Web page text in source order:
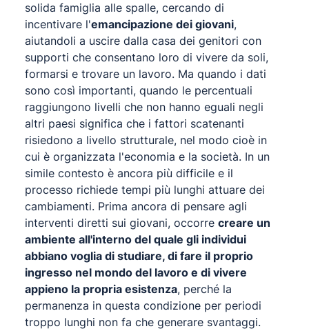
solida famiglia alle spalle, cercando di
incentivare l'emancipazione dei giovani,
aiutandoli a uscire dalla casa dei genitori con
supporti che consentano loro di vivere da soli,
formarsi e trovare un lavoro. Ma quando i dati
sono così importanti, quando le percentuali
raggiungono livelli che non hanno eguali negli
altri paesi significa che i fattori scatenanti
risiedono a livello strutturale, nel modo cioè in
cui è organizzata l'economia e la società. In un
simile contesto è ancora più difficile e il
processo richiede tempi più lunghi attuare dei
cambiamenti. Prima ancora di pensare agli
interventi diretti sui giovani, occorre creare un
ambiente all'interno del quale gli individui
abbiano voglia di studiare, di fare il proprio
ingresso nel mondo del lavoro e di vivere
appieno la propria esistenza, perché la
permanenza in questa condizione per periodi
troppo lunghi non fa che generare svantaggi.